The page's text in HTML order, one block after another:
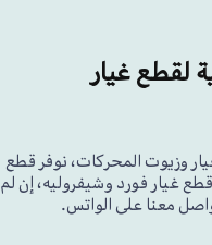
لقطع غيار
وزيوت المحركات، نوفر قطع
غيار فورد وشيفروليه، إن لم
معنا على الواتس.